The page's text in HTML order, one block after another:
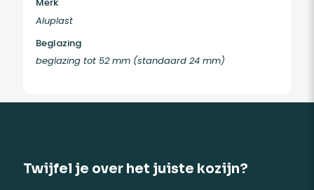
Merk
Aluplast
Beglazing
beglazing tot 52 mm (standaard 24 mm)
Twijfel je over het juiste kozijn?